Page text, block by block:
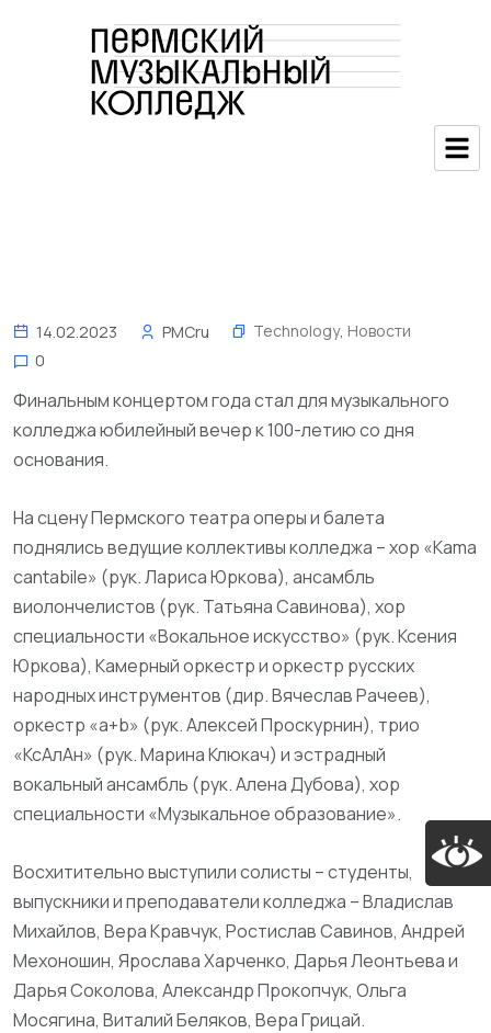
14.02.2023 PMCru Technology, Новости
0
Финальным концертом года стал для музыкального
колледжа юбилейный вечер к 100-летию со дня
основания.
На сцену Пермского театра оперы и балета
поднялись ведущие коллективы колледжа – хор «Kama
cantabile» (рук. Лариса Юркова), ансамбль
виолончелистов (рук. Татьяна Савинова), хор
специальности «Вокальное искусство» (рук. Ксения
Юркова), Камерный оркестр и оркестр русских
народных инструментов (дир. Вячеслав Рачеев),
оркестр «a+b» (рук. Алексей Проскурнин), трио
«КсАлАн» (рук. Марина Клюкач) и эстрадный
вокальный ансамбль (рук. Алена Дубова), хор
специальности «Музыкальное образование».
Восхитительно выступили солисты – студенты,
выпускники и преподаватели колледжа – Владислав
Михайлов, Вера Кравчук, Ростислав Савинов, Андрей
Мехоношин, Ярослава Харченко, Дарья Леонтьева и
Дарья Соколова, Александр Прокопчук, Ольга
Мосягина, Виталий Беляков, Вера Грицай.